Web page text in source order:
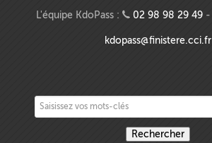
Aller au contenu principal
L'équipe KdoPass : 02 98 98 29 49-
kdopass@finistere.cci.fr
Saisissez vos mots-clés